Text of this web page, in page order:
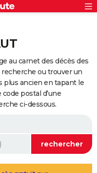
au carnet des décès des
recherche ou trouver un
plus ancien en tapant le
postal d'une
ci-dessous.